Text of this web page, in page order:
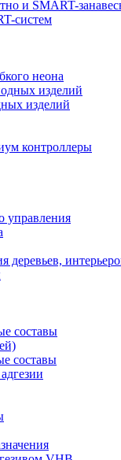
и SMART-
систем
неона
изделий
контроллеры
управления
деревьев,
составы
составы